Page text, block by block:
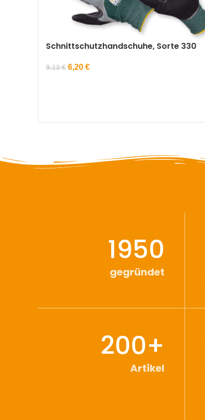
Schnittschutzhandschuhe, Sorte 330
9,13€ 6,20 €
1950
gegründet
200+
Artikel